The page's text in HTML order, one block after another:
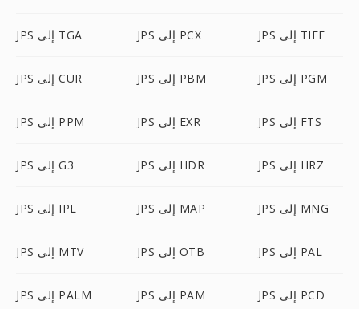
JPS إلى TGA JPS إلى PCX JPS إلى TIFF
JPS إلى CUR JPS إلى PBM JPS إلى PGM
JPS إلى PPM JPS إلى EXR JPS إلى FTS
JPS إلى G3 JPS إلى HDR JPS إلى HRZ
JPS إلى IPL JPS إلى MAP JPS إلى MNG
JPS إلى MTV JPS إلى OTB JPS إلى PAL
JPS إلى PALM JPS إلى PAM JPS إلى PCD